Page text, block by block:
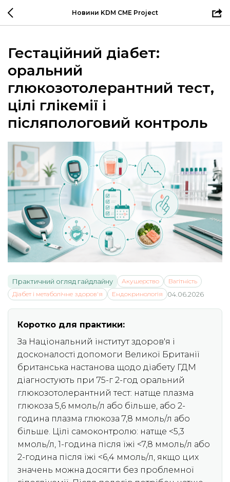
Новини KDM CME Project
Гестаційний діабет:
оральний
глюкозотолерантний тест,
цілі глікемії і
післяпологовий контроль
Практичний огляд гайдлайну Акушерство
Вагітність
Діабет і метаболічне здоров'я
Ендокринологія 04.06.2026
Коротко для практики:
За Національний інститут здоров'я і
досконалості допомоги Великої Британії
британська настанова щодо діабету ГДМ
діагностують при 75-г 2-год оральний
глюкозотолерантний тест: натще плазма
глюкоза 5,6 ммоль/л або більше, або 2-
година плазма глюкоза 7,8 ммоль/л або
більше. Цілі самоконтролю: натще <5,3
ммоль/л, 1-година після їжі <7,8 ммоль/л або
2-година після їжі <6,4 ммоль/л, якщо цих
значень можна досягти без проблемної